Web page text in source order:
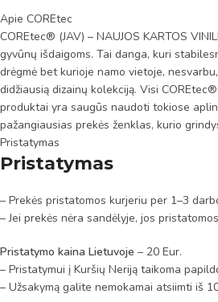
Apie COREtec
COREtec® (JAV) – NAUJOS KARTOS
gyvūnų išdaigoms. Tai danga, kuri
drėgmė bet kurioje namo vietoje,
didžiausią dizainų kolekciją. Visi
produktai yra saugūs naudoti tokiose
pažangiausias prekės ženklas, kurio
Pristatymas
Pristatymas
– Prekės pristatomos kurjeriu per 1–3
– Jei prekės nėra sandėlyje, jos
Pristatymo kaina Lietuvoje – 20 Eur.
– Pristatymui į Kuršių Neriją taikoma
– Užsakymą galite nemokamai atsiimti iš